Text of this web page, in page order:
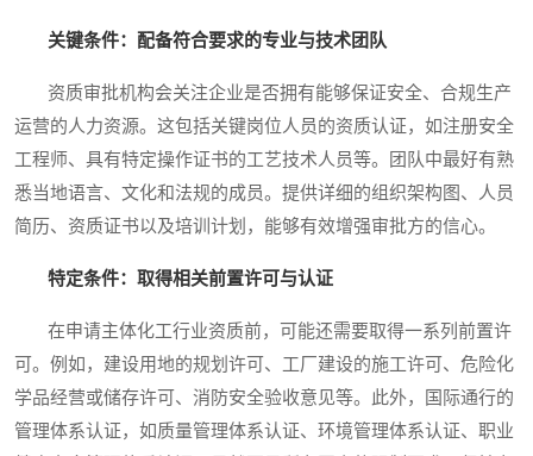
关键条件：配备符合要求的专业与技术团队
资质审批机构会关注企业是否拥有能够保证安全、合规生产
运营的人力资源。这包括关键岗位人员的资质认证，如注册安全
工程师、具有特定操作证书的工艺技术人员等。团队中最好有熟
悉当地语言、文化和法规的成员。提供详细的组织架构图、人员
简历、资质证书以及培训计划，能够有效增强审批方的信心。
特定条件：取得相关前置许可与认证
在申请主体化工行业资质前，可能还需要取得一系列前置许
可。例如，建设用地的规划许可、工厂建设的施工许可、危险化
学品经营或储存许可、消防安全验收意见等。此外，国际通行的
管理体系认证，如质量管理体系认证、环境管理体系认证、职业